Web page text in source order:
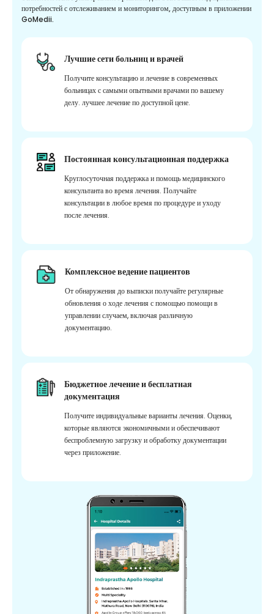
потребностей с отслеживанием и мониторингом, доступным в приложении
GoMedii.
Лучшие сети больниц и врачей
Получите консультацию и лечение в современных
больницах с самыми опытными врачами по вашему
делу. лучшее лечение по доступной цене.
Постоянная консультационная поддержка
Круглосуточная поддержка и помощь медицинского
консультанта во время лечения. Получайте
консультации в любое время по процедуре и уходу
после лечения.
Комплексное ведение пациентов
От обнаружения до выписки получайте регулярные
обновления о ходе лечения с помощью помощи в
управлении случаем, включая различную
документацию.
Бюджетное лечение и бесплатная
документация
Получите индивидуальные варианты лечения. Оценки,
которые являются экономичными и обеспечивают
беспроблемную загрузку и обработку документации
через приложение.